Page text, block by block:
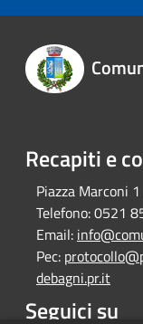
Recapiti e
Piazza Marconi
Telefono:0521
Email:
Pec:
debagni.pr.it
Seguici su